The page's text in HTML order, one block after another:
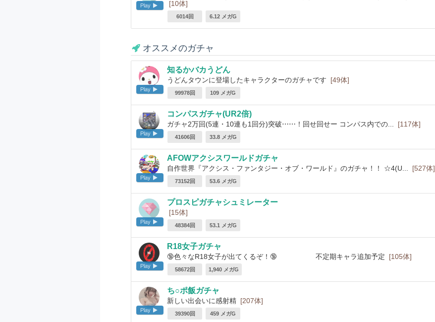
Play
[10体]
6014回 6.12 メガG
オススメのガチャ
Play
知るかバカうどん
うどんタウンに登場したキャラクターのガチャです [49体]
99978回 109 メガG
Play
コンパスガチャ(UR2倍)
ガチャ2万回(5連・10連も1回分)突破⋯⋯！回せ回せー コンパス内での... [117体]
41606回 33.8 メガG
Play
AFOWアクシスワールドガチャ
自作世界『アクシス・ファンタジー・オブ・ワールド』のガチャ！！ ☆4(U... [527体]
73152回 53.6 メガG
Play
プロスピガチャシュミレーター
[15体]
48384回 53.1 メガG
Play
R18女子ガチャ
🔞色々なR18女子が出てくるぞ！🔞 不定期キャラ追加予定 [105体]
58672回 1,940 メガG
Play
ち○ポ飯ガチャ
新しい出会いに感射精 [207体]
39390回 459 メガG